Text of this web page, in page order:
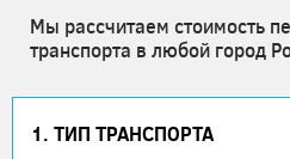
Мы рассчитаем стоимость
транспорта в любой город
1. ТИП ТРАНСПОРТА